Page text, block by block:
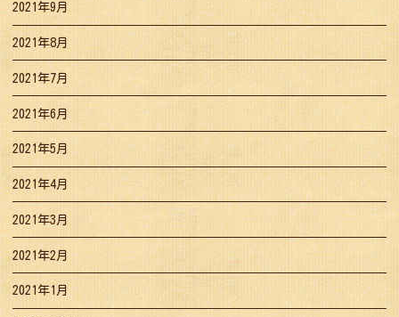
2021年9月
2021年8月
2021年7月
2021年6月
2021年5月
2021年4月
2021年3月
2021年2月
2021年1月